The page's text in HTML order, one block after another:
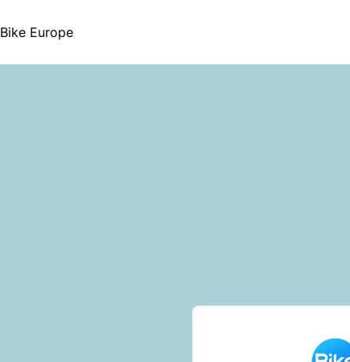
Bike Europe